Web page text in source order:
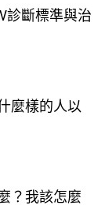
診斷標準與治
麼樣的人以
？我該怎麼